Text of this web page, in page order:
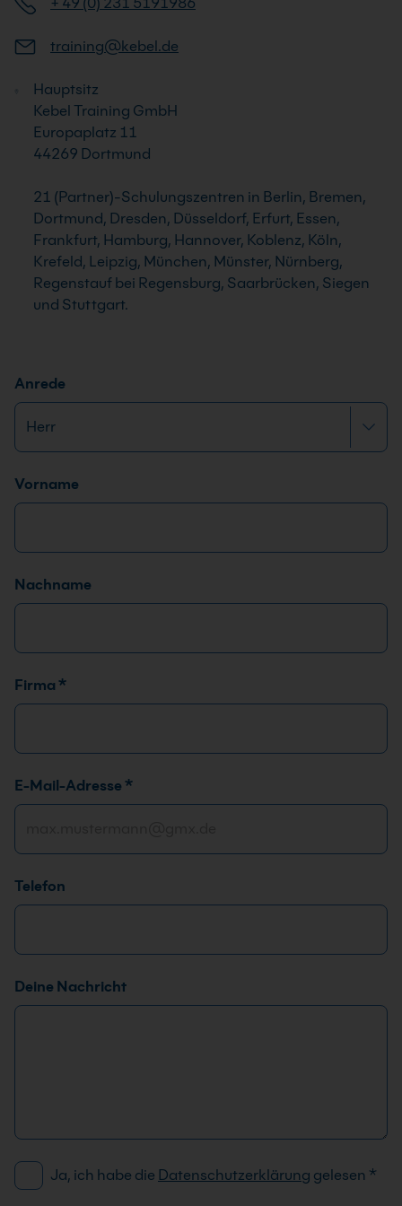
training@kebel.de
Hauptsitz
Kebel Training GmbH
Europaplatz 11
44269 Dortmund
21 (Partner)-Schulungszentren in Berlin, Bremen,
Dortmund, Dresden, Düsseldorf, Erfurt, Essen,
Frankfurt, Hamburg, Hannover, Koblenz, Köln,
Krefeld, Leipzig, München, Münster, Nürnberg,
Regenstauf bei Regensburg, Saarbrücken, Siegen
und Stuttgart.
Anrede
*
T
l
f
o
*
D
-
E
n
e
r
t
ä
Name*
Vorname
Nachname
Firma *
E-Mail-Adresse *
Telefon
Deine Nachricht
D
S
Ja, ich habe die Datenschutzerklärung gelesen *